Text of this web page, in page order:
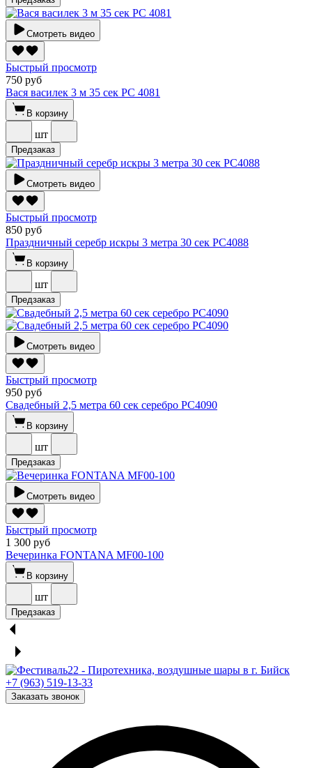
Смотреть видео
Быстрый просмотр
750 руб
Вася василек 3 м 35 сек РС 4081
В корзину
шт
Предзаказ
Смотреть видео
Быстрый просмотр
850 руб
Праздничный серебр искры 3 метра 30 сек РС4088
В корзину
шт
Предзаказ
Смотреть видео
Быстрый просмотр
950 руб
Свадебный 2,5 метра 60 сек серебро РС4090
В корзину
шт
Предзаказ
Смотреть видео
Быстрый просмотр
1 300 руб
Вечеринка FONTANA MF00-100
В корзину
шт
Предзаказ
+7 (963) 519-13-33
Заказать звонок